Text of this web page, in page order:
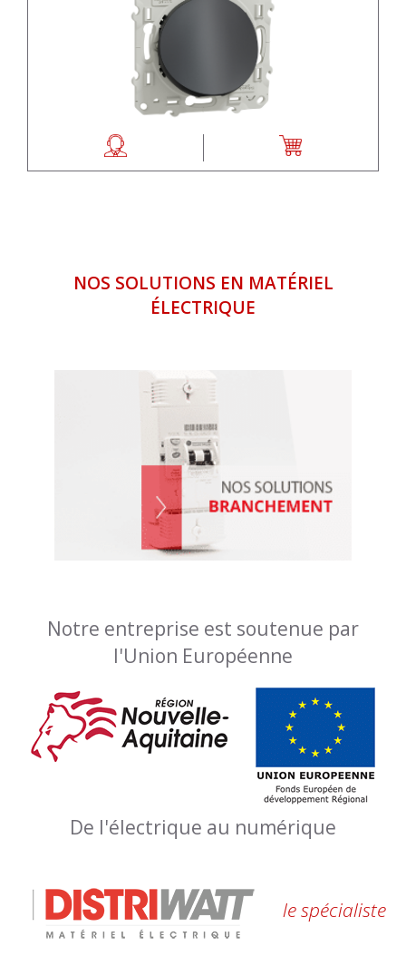
NOS SOLUTIONS EN MATÉRIEL
ÉLECTRIQUE
Notre entreprise est soutenue par
l'Union Européenne
De l'électrique au numérique
le spécialiste